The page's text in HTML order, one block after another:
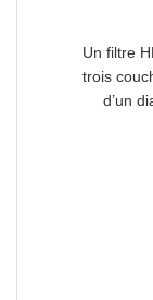
Un filtre
trois
d’un